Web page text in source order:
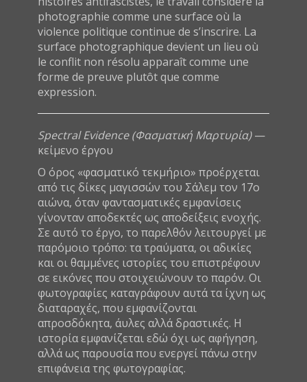
photographie comme une surface où la
violence politique continue de s’inscrire. La
surface photographique devient un lieu où
le conflit non résolu apparaît comme une
forme de preuve plutôt que comme
expression.
Spectral Evidence (Φασματική Μαρτυρία)—
κείμενο έργου
Ο όρος «φασματικό τεκμήριο» προέρχεται
από τις δίκες μαγισσών του Σάλεμ τον 17ο
αιώνα, όταν φαντασματικές εμφανίσεις
γίνονταν αποδεκτές ως αποδείξεις ενοχής.
Σε αυτό το έργο, το παρελθόν λειτουργεί με
παρόμοιο τρόπο: τα τραύματα, οι αδικίες
και οι θαμμένες ιστορίες του επιστρέφουν
σε εικόνες που στοιχειώνουν το παρόν. Οι
φωτογραφίες καταγράφουν αυτά τα ίχνη ως
διαταραχές, που εμφανίζονται
απροσδόκητα, άυλες αλλά δραστικές. Η
ιστορία εμφανίζεται εδώ όχι ως αφήγηση,
αλλά ως παρουσία που ενεργεί πάνω στην
επιφάνεια της φωτογραφίας.